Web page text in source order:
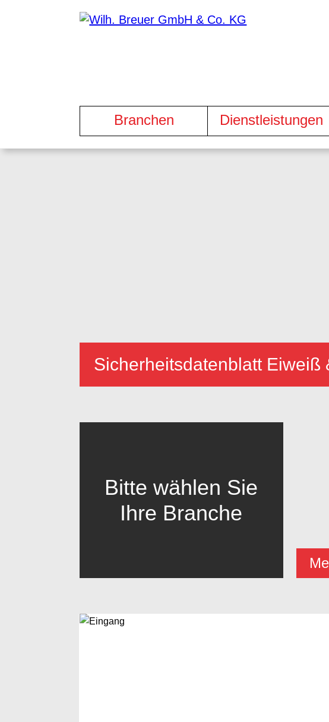
Branchen Dienstleistungen
Sicherheitsdatenblatt Eiweiß
Bitte wählen Sie
Ihre Branche